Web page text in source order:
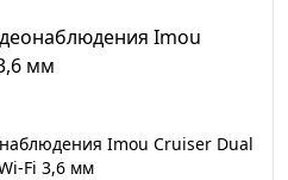
Imou Cruiser Dual
Fi 3,6 мм